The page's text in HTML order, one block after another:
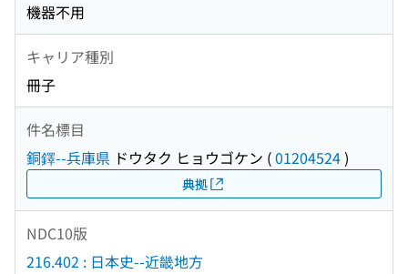
機器不用
キャリア種別
冊子
件名標目
銅鐸--兵庫県 ドウタク ヒョウゴケン (01204524)
典拠
NDC10版
216.402 : 日本史--近畿地方